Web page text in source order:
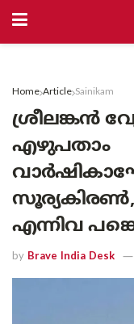
Home Article Sainikam
ശ്രീലങ്കന്‍
എഴുപതാം
എന്നിവ
by Brave India Desk